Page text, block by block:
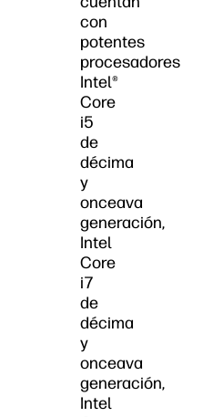
con
potentes
procesadores
Intel®
Core
i5
de
décima
y
onceava
generación,
Intel
Core
i7
de
décima
y
onceava
generación,
Intel